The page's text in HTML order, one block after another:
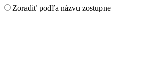
Zoradiť podľa názvu zostupne